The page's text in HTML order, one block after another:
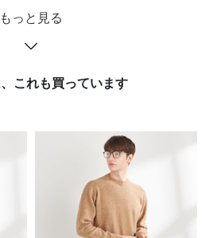
もっと見る
これも買っています